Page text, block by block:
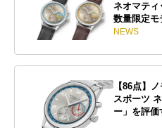
ネオマティ
数量限定モ
NEWS
【86点】
スポーツ
ー」を評価